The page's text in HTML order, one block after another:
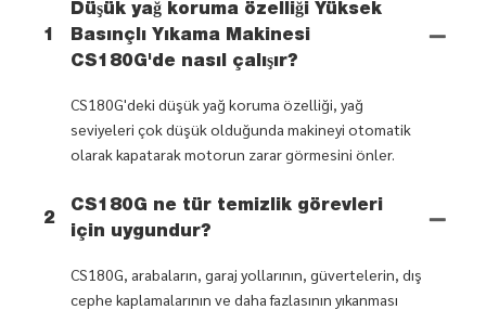
1
Düşük yağ koruma özelliği Yüksek
Basınçlı Yıkama Makinesi
CS180G'de nasıl çalışır?
CS180G'deki düşük yağ koruma özelliği, yağ
seviyeleri çok düşük olduğunda makineyi otomatik
olarak kapatarak motorun zarar görmesini önler.
2
CS180G ne tür temizlik görevleri
için uygundur?
CS180G, arabaların, garaj yollarının, güvertelerin, dış
cephe kaplamalarının ve daha fazlasının yıkanması